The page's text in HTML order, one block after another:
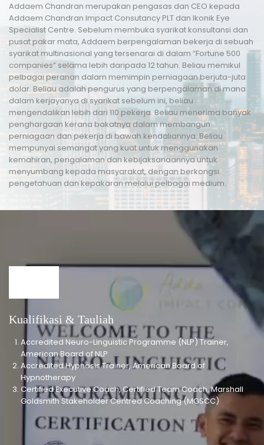
Addaem Chandran merupakan pengasas dan CEO kepada
Addaem Chandran Impact Consutancy PLT dan Ikonik Eye
Specialist Centre. Sebelum membuka syarikat konsultansi dan
pusat pakar mata, Addaem berpengalaman bekerja di sebuah
syarikat multinasional yang tersenarai di dalam “Fortune 500
companies” selama lebih daripada 12 tahun. Beliau memikul
pelbagai peranan dalam memimpin perniagaan berjuta-juta
dolar. Beliau adalah pengurus yang berpengalaman di mana
dalam kerjayanya di syarikat sebelum ini, beliau
mengendalikan lebih dari 110 pekerja. Beliau menerima banyak
penghargaan kerana bakatnya dalam membangun
perniagaan dan pekerja di bawah kendaliannya. Beliau
mempunyai semangat yang kuat untuk menggunakan
kemahiran, pengalaman dan kebijaksanaannya untuk
menyumbang kepada masyarakat, dengan berkongsi
pengetahuan dan kepakaran melalui pelbagai medium.
Kualifikasi & Tauliah
Accredited Neuro-Linguistic Programme (NLP) Trainer,
American Board of NLP
Accredited Hypnosis Trainer, American Board of
Hypnotherapy
Certified Executive Coach, Certified Team Coach, Marshall
Goldsmith Stakeholder Centred Coaching (MGSCC)